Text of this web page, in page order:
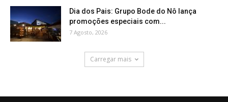
Dia dos Pais: Grupo Bode do Nô lança
promoções especiais com...
7 Agosto, 2026
Carregar mais